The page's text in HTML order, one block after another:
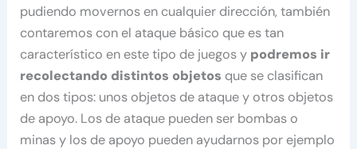
pudiendo movernos en cualquier dirección, también
contaremos con el ataque básico que es tan
característico en este tipo de juegos y podremos ir
recolectando distintos objetos que se clasifican
en dos tipos: unos objetos de ataque y otros objetos
de apoyo. Los de ataque pueden ser bombas o
minas y los de apoyo pueden ayudarnos por ejemplo